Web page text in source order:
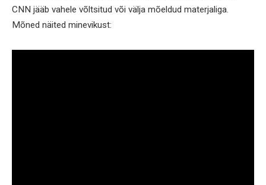
CNN jääb vahele võltsitud või välja mõeldud materjaliga.
Mõned näited minevikust: